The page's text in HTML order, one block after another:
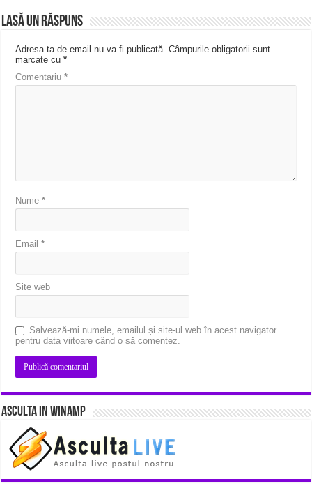
Lasă un răspuns
Adresa ta de email nu va fi publicată. Câmpurile obligatorii sunt
marcate cu*
Comentariu*
Nume*
Email*
Site web
Salvează-mi numele, emailul și site-ul web în acest navigator
pentru data viitoare când o să comentez.
Asculta in Winamp